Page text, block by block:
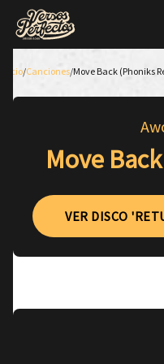
Inicio/Canciones/Move Back (Phoniks
Move
VER DISCO